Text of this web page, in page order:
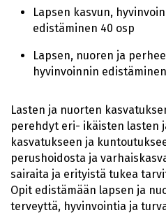
Lapsen kasvun,
edistäminen 40 osp
Lapsen, nuoren ja
hyvinvoinnin
Lasten ja nuorten
perehdyt eri- ikäisten lasten
kasvatukseen ja
perushoidosta ja
sairaita ja erityistä tukea
Opit edistämään lapsen ja
terveyttä, hyvinvointia ja